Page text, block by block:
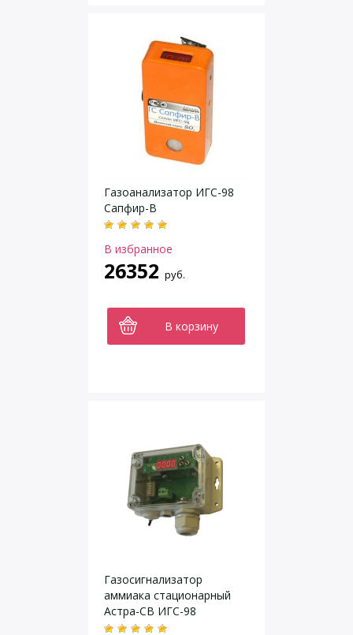
Газоанализатор ИГС-98
Сапфир-В
В избранное
26352 руб.
В корзину
Газосигнализатор
аммиака стационарный
Астра-СВ ИГС-98
исполнение 011